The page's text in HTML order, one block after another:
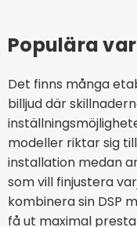
Populära
Det finns många
billjud där
modeller riktar sig
installation medan
som vill finjustera
kombinera sin DSP
få ut maximal